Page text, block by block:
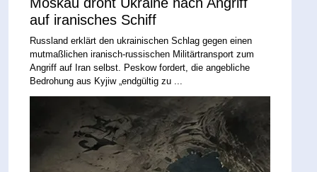
auf iranisches Schiff
Russland erklärt den ukrainischen Schlag gegen einen
mutmaßlichen iranisch-russischen Militärtransport zum
Angriff auf Iran selbst. Peskow fordert, die angebliche
Bedrohung aus Kyjiw „endgültig zu ...